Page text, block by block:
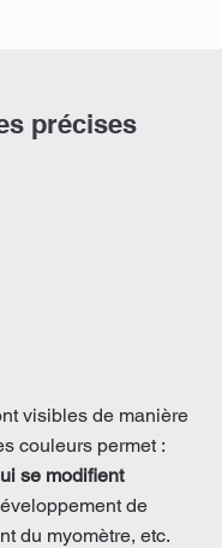
précises
visibles de manière
couleurs permet :
se modifient
de
du myomètre, etc.